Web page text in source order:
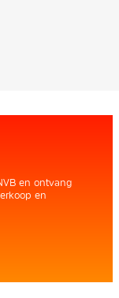
en ontvang
en